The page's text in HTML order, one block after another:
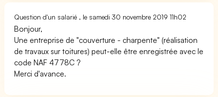
Question d'un salarié , le samedi 30 novembre 2019 11h02
Bonjour,
Une entreprise de "couverture - charpente" (réalisation
de travaux sur toitures) peut-elle être enregistrée avec le
code NAF 4778C ?
Merci d'avance.